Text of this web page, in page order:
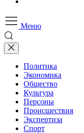
Меню
Политика
Экономика
Общество
Культура
Персоны
Происшествия
Экспертиза
Спорт